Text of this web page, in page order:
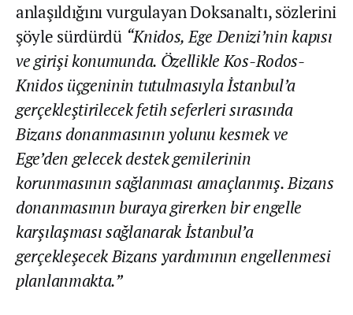
anlaşıldığını vurgulayan Doksanaltı, sözlerini
şöyle sürdürdü “Knidos, Ege Denizi’nin kapısı
ve girişi konumunda. Özellikle Kos-Rodos-
Knidos üçgeninin tutulmasıyla İstanbul’a
gerçekleştirilecek fetih seferleri sırasında
Bizans donanmasının yolunu kesmek ve
Ege’den gelecek destek gemilerinin
korunmasının sağlanması amaçlanmış. Bizans
donanmasının buraya girerken bir engelle
karşılaşması sağlanarak İstanbul’a
gerçekleşecek Bizans yardımının engellenmesi
planlanmakta.”